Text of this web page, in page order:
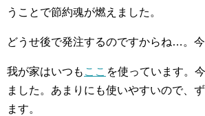
うことで節約魂が燃えました。
どうせ後で発注するのですからね…。今
我が家はいつも ここ を使っています。
ました。あまりにも使いやすいので、
ます。